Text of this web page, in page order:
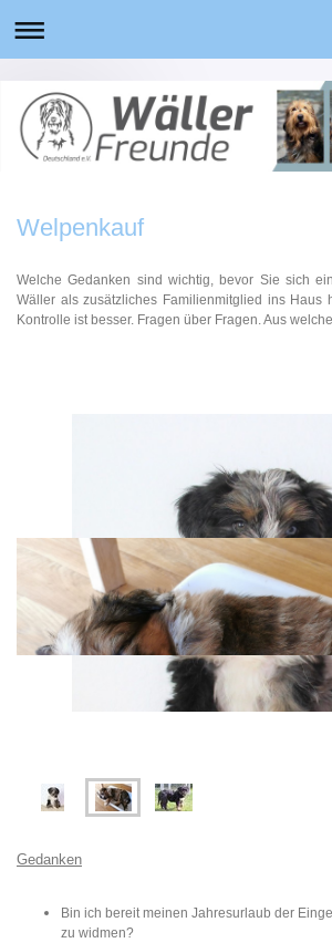
Welpenkauf
Welche Gedanken sind wichtig, bevor Sie sich
Wäller als zusätzliches Familienmitglied ins Haus
Kontrolle ist besser. Fragen über Fragen. Aus
Gedanken
Bin ich bereit meinen Jahresurlaub der
zu widmen?